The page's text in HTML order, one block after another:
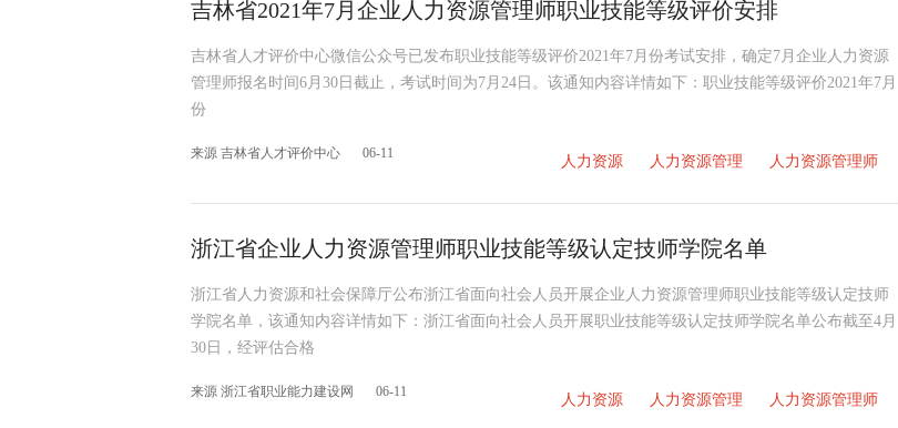
吉林省2021年7月企业人力资源管理师职业技能等级评价安排
吉林省人才评价中心微信公众号已发布职业技能等级评价2021年7月份考试安排，确定7月企业人力资源
管理师报名时间6月30日截止，考试时间为7月24日。该通知内容详情如下：职业技能等级评价2021年7月
份
来源 吉林省人才评价中心 06-11 人力资源 人力资源管理 人力资源管理师
浙江省企业人力资源管理师职业技能等级认定技师学院名单
浙江省人力资源和社会保障厅公布浙江省面向社会人员开展企业人力资源管理师职业技能等级认定技师
学院名单，该通知内容详情如下：浙江省面向社会人员开展职业技能等级认定技师学院名单公布截至4月
30日，经评估合格
来源 浙江省职业能力建设网 06-11 人力资源 人力资源管理 人力资源管理师